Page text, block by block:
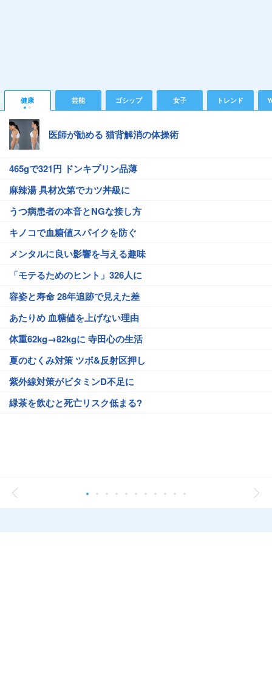
健康 芸能 ゴシップ 女子 トレンド
医師が勧める 猫背解消の体操術
465gで321円 ドンキプリン品薄
麻辣湯 具材次第でカツ丼級に
うつ病患者の本音とNGな接し方
キノコで血糖値スパイクを防ぐ
メンタルに良い影響を与える趣味
「モテるためのヒント」326人に
容姿と寿命 28年追跡で見えた差
あたりめ 血糖値を上げない理由
体重62kg→82kgに 寺田心の生活
夏のむくみ対策 ツボ&反射区押し
紫外線対策がビタミンD不足に
緑茶を飲むと死亡リスク低まる?